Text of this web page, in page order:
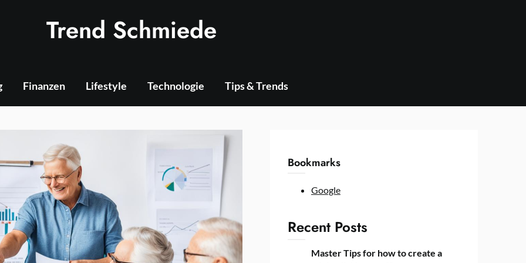
Trend Schmiede
Finanzen Lifestyle Technologie Tips & Trends
Bookmarks
Google
Recent Posts
Master Tips for how to create a